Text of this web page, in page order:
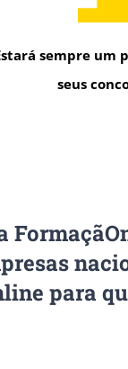
sempre um
seus
para